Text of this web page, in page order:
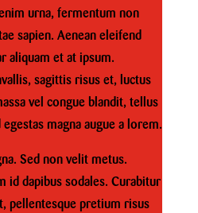
urna, fermentum non
sapien. Aenean eleifend
aliquam et at ipsum.
sagittis risus et, luctus
vel congue blandit, tellus
magna augue a lorem.
Sed non velit metus.
id dapibus sodales. Curabitur
pellentesque pretium risus